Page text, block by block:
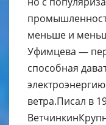
меньше и
Уфимцева —
способная
ветра.Писал в